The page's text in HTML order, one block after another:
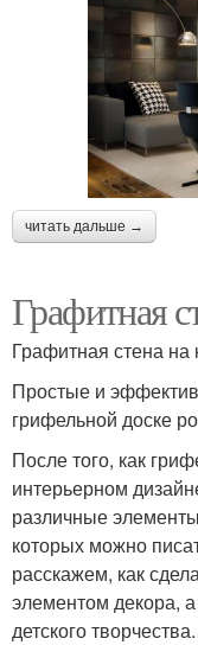
читать дальше →
Графитная
Графитная стена на
Простые и
грифельной доске
После того, как
интерьерном
различные
которых можно
расскажем, как
элементом декора,
детского творчества.